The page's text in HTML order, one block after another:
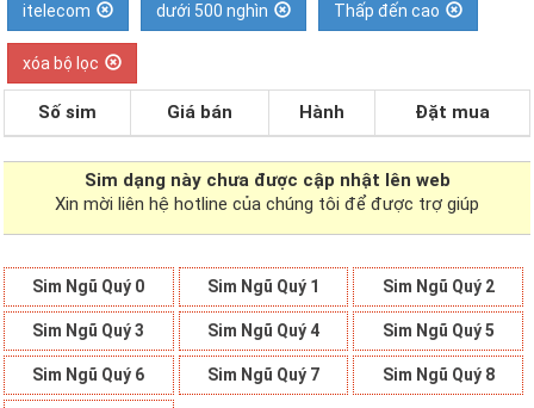
itelecom dưới 500 nghìn Thấp đến cao
xóa bộ lọc
Số sim Giá bán Hành Đặt mua
Sim dạng này chưa được cập nhật lên web
Xin mời liên hệ hotline của chúng tôi để được trợ giúp
Sim Ngũ Quý 0 Sim Ngũ Quý 1 Sim Ngũ Quý 2
Sim Ngũ Quý 3 Sim Ngũ Quý 4 Sim Ngũ Quý 5
Sim Ngũ Quý 6 Sim Ngũ Quý 7 Sim Ngũ Quý 8